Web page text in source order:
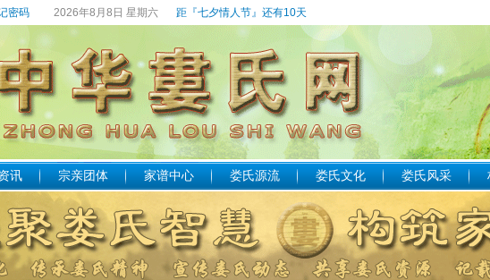
密码 2026年8月8日 星期六 距『七夕情人节』还有10天
讯 宗亲团体 家谱中心 娄氏源流 娄氏文化 娄氏风采